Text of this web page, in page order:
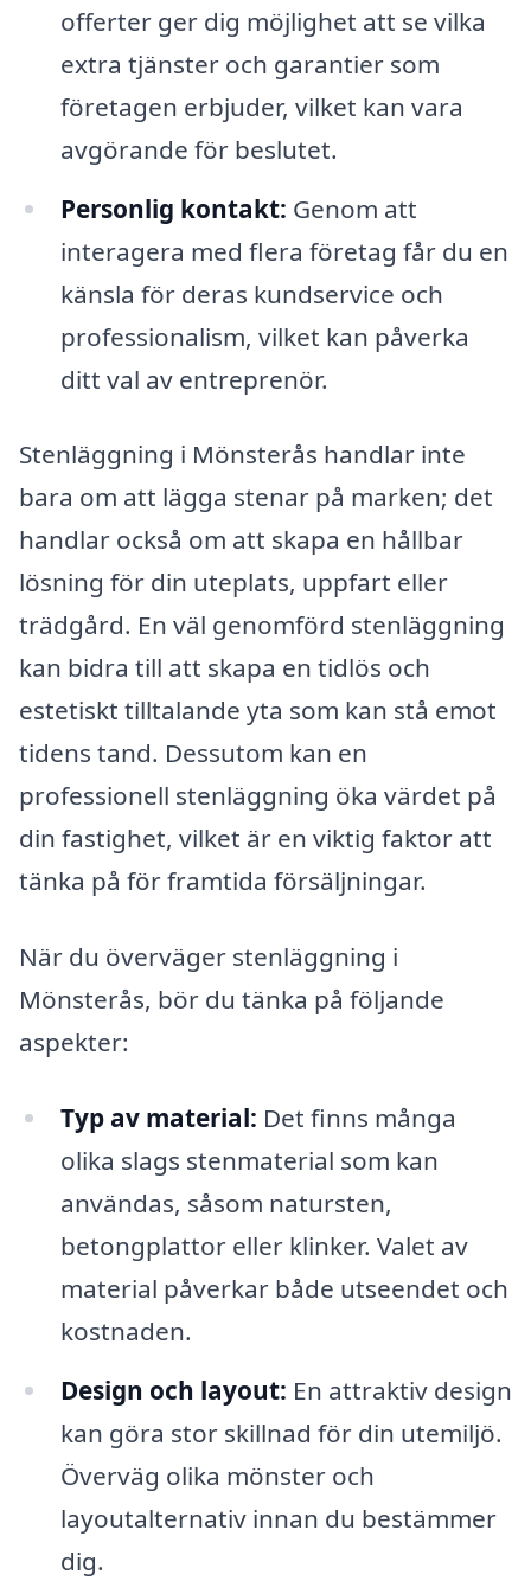
offerter ger dig möjlighet att se vilka
extra tjänster och garantier som
företagen erbjuder, vilket kan vara
avgörande för beslutet.
Personlig kontakt: Genom att
interagera med flera företag får du en
känsla för deras kundservice och
professionalism, vilket kan påverka
ditt val av entreprenör.
Stenläggning i Mönsterås handlar inte
bara om att lägga stenar på marken; det
handlar också om att skapa en hållbar
lösning för din uteplats, uppfart eller
trädgård. En väl genomförd stenläggning
kan bidra till att skapa en tidlös och
estetiskt tilltalande yta som kan stå emot
tidens tand. Dessutom kan en
professionell stenläggning öka värdet på
din fastighet, vilket är en viktig faktor att
tänka på för framtida försäljningar.
När du överväger stenläggning i
Mönsterås, bör du tänka på följande
aspekter:
Typ av material: Det finns många
olika slags stenmaterial som kan
användas, såsom natursten,
betongplattor eller klinker. Valet av
material påverkar både utseendet och
kostnaden.
Design och layout: En attraktiv design
kan göra stor skillnad för din utemiljö.
Överväg olika mönster och
layoutalternativ innan du bestämmer
dig.